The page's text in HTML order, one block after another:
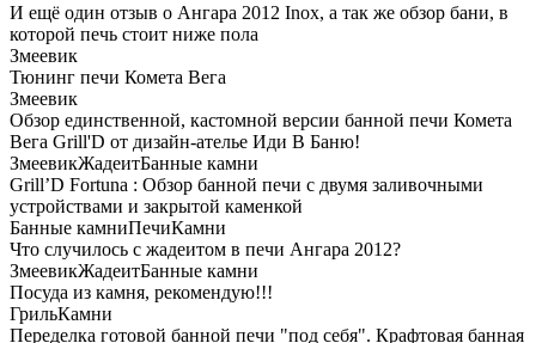
И ещё один отзыв о Ангара 2012 Inox, а так же обзор бани, в
которой печь стоит ниже пола
Змеевик
Тюнинг печи Комета Вега
Змеевик
Обзор единственной, кастомной версии банной печи Комета
Вега Grill'D от дизайн-ателье Иди В Баню!
ЗмеевикЖадеитБанные камни
Grill’D Fortuna : Обзор банной печи с двумя заливочными
устройствами и закрытой каменкой
Банные камниПечиКамни
Что случилось с жадеитом в печи Ангара 2012?
ЗмеевикЖадеитБанные камни
Посуда из камня, рекомендую!!!
ГрильКамни
Переделка готовой банной печи "под себя". Крафтовая банная